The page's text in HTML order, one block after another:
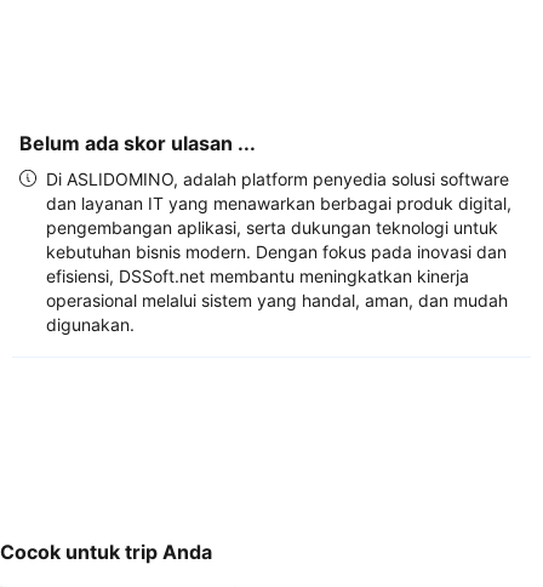
Belum ada skor ulasan ...
Di ASLIDOMINO, adalah platform penyedia solusi software
dan layanan IT yang menawarkan berbagai produk digital,
pengembangan aplikasi, serta dukungan teknologi untuk
kebutuhan bisnis modern. Dengan fokus pada inovasi dan
efisiensi, DSSoft.net membantu meningkatkan kinerja
operasional melalui sistem yang handal, aman, dan mudah
digunakan.
Cocok untuk trip Anda